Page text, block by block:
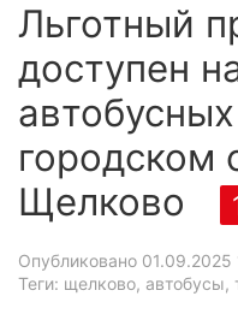
Льготный
доступен
городском
Щелково
Опубликовано 01.09.2025
Теги: щелково, автобусы,